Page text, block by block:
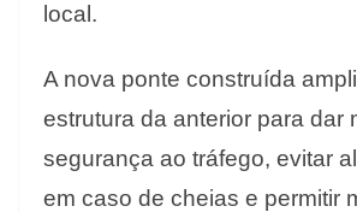
local.
A nova ponte construída
estrutura da anterior para dar
segurança ao tráfego, evitar
em caso de cheias e permitir